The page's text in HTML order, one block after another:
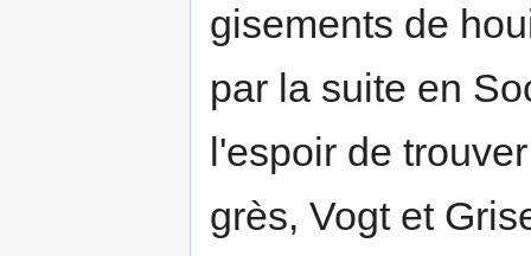
gisements de
par la suite en
l'espoir de
grès, Vogt et